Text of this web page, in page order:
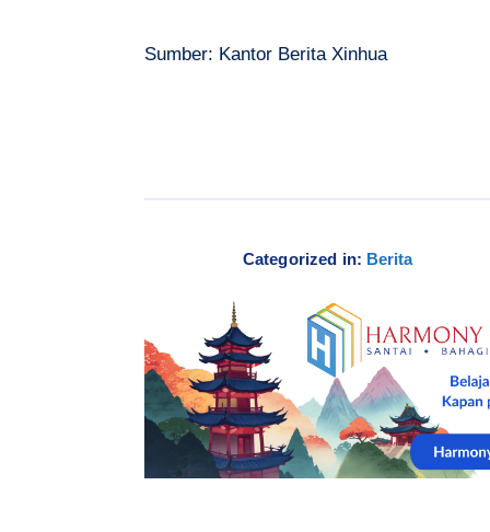
Sumber: Kantor Berita Xinhua
Categorized in: Berita